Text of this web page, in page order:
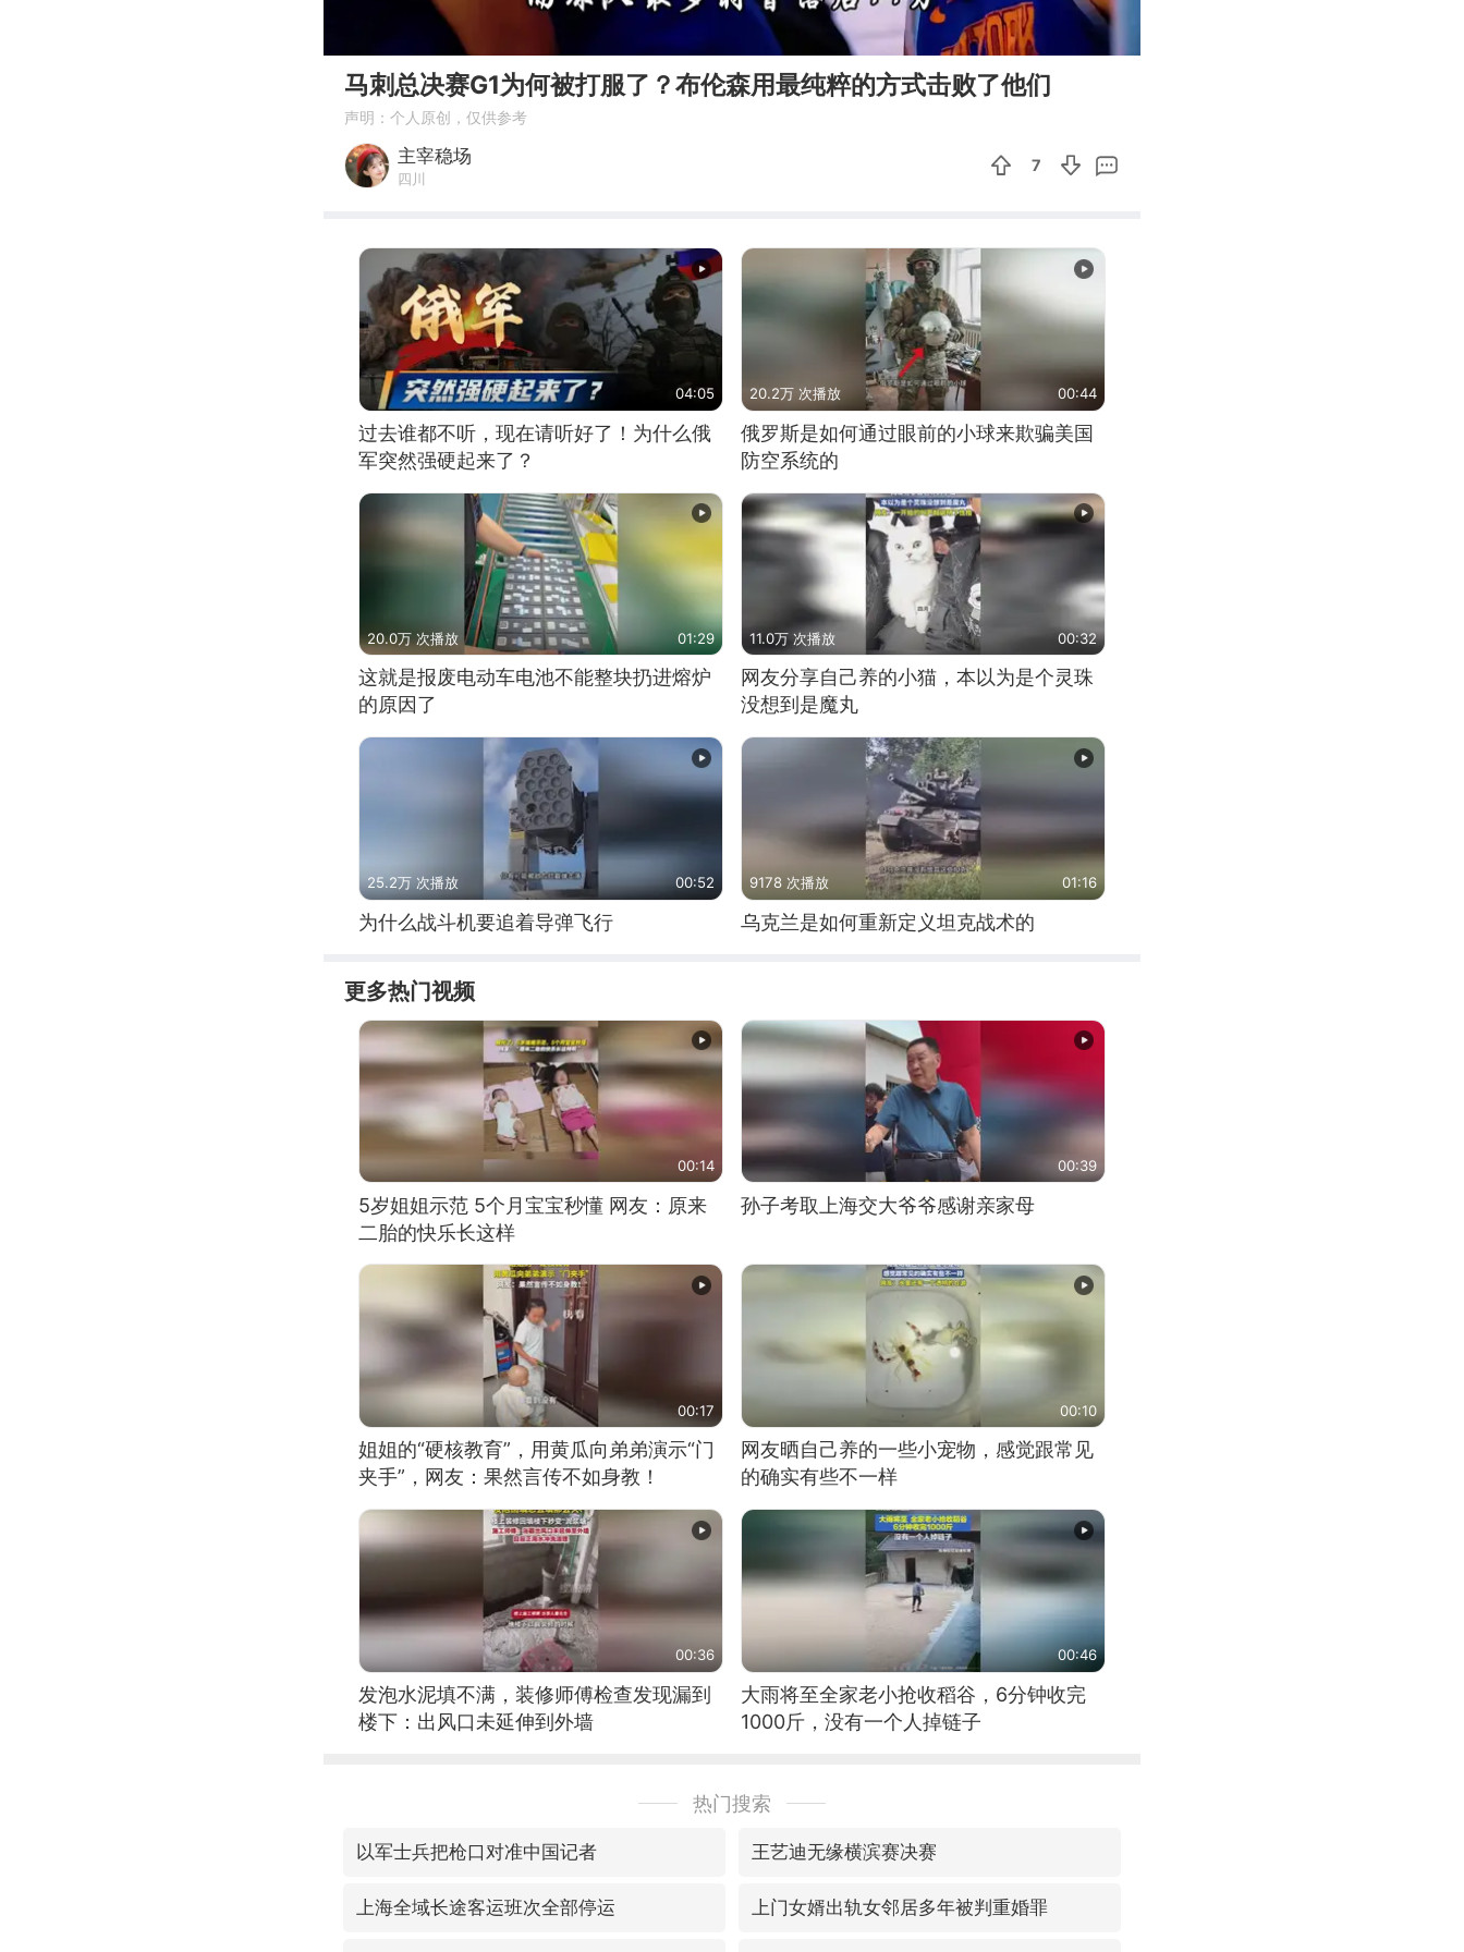
04:00
马刺总决赛G1为何被打服了？布伦森用最纯粹的方式击败了他们
声明：个人原创，仅供参考
主宰稳场
四川
7
04:05
过去谁都不听，现在请听好了！为什么俄
军突然强硬起来了？
20.2万 次播放 00:44
俄罗斯是如何通过眼前的小球来欺骗美国
防空系统的
20.0万 次播放 01:29
这就是报废电动车电池不能整块扔进熔炉
的原因了
11.0万 次播放 00:32
网友分享自己养的小猫，本以为是个灵珠
没想到是魔丸
25.2万 次播放 00:52
为什么战斗机要追着导弹飞行
9178 次播放 01:16
乌克兰是如何重新定义坦克战术的
更多热门视频
00:14
5岁姐姐示范 5个月宝宝秒懂 网友：原来
二胎的快乐长这样
00:39
孙子考取上海交大爷爷感谢亲家母
00:17
姐姐的“硬核教育”，用黄瓜向弟弟演示“门
夹手”，网友：果然言传不如身教！
00:10
网友晒自己养的一些小宠物，感觉跟常见
的确实有些不一样
00:36
发泡水泥填不满，装修师傅检查发现漏到
楼下：出风口未延伸到外墙
00:46
大雨将至全家老小抢收稻谷，6分钟收完
1000斤，没有一个人掉链子
热门搜索
以军士兵把枪口对准中国记者 王艺迪无缘横滨赛决赛
上海全域长途客运班次全部停运 上门女婿出轨女邻居多年被判重婚罪